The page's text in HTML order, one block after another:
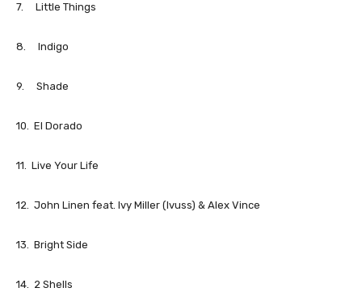
7. Little Things
8. Indigo
9. Shade
10. El Dorado
11. Live Your Life
12. John Linen feat. Ivy Miller (Ivuss) & Alex Vince
13. Bright Side
14. 2 Shells